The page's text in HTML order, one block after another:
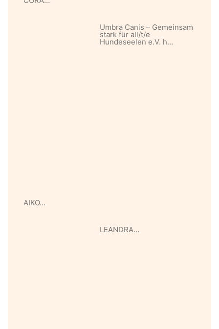
Umbra Canis – Gemeinsam
stark für all/t/e
Hundeseelen e.V. h…
AIKO…
LEANDRA…